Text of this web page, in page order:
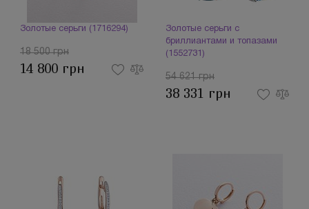
Золотые серьги (1716294)
18 500 грн
14 800 грн
Золотые серьги с
бриллиантами и топазами
(1552731)
54 621 грн
38 331 грн